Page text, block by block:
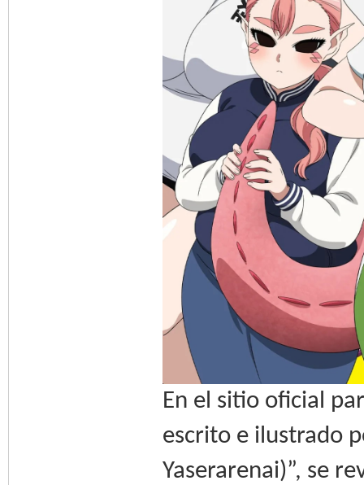
En el sitio oficial
escrito e ilustrado
Yaserarenai)”, se